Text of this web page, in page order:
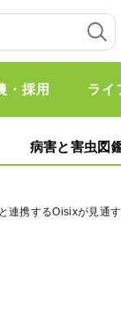
・採用 ライ
病害と害虫図
携するOisixが見通